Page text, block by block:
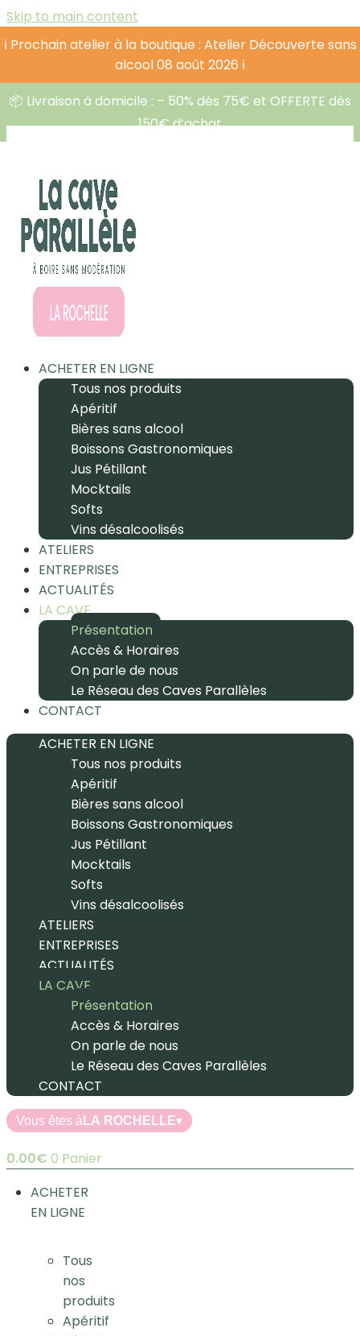
Skip to main content
ℹ️ Prochain atelier à la boutique : Atelier Découverte sans
alcool 08 août 2026 ℹ️
📦 Livraison à domicile : – 50% dès 75€ et OFFERTE dès
150€ d’achat
ACHETER EN LIGNE
Tous nos produits
Apéritif
Bières sans alcool
Boissons Gastronomiques
Jus Pétillant
Mocktails
Softs
Vins désalcoolisés
ATELIERS
ENTREPRISES
ACTUALITÉS
LA CAVE
Présentation
Accès & Horaires
On parle de nous
Le Réseau des Caves Parallèles
CONTACT
ACHETER EN LIGNE
Tous nos produits
Apéritif
Bières sans alcool
Boissons Gastronomiques
Jus Pétillant
Mocktails
Softs
Vins désalcoolisés
ATELIERS
ENTREPRISES
ACTUALITÉS
LA CAVE
Présentation
Accès & Horaires
On parle de nous
Le Réseau des Caves Parallèles
CONTACT
Vous êtes à LA ROCHELLE▾
0.00€ 0 Panier
ACHETER
EN LIGNE
Tous
nos
produits
Apéritif